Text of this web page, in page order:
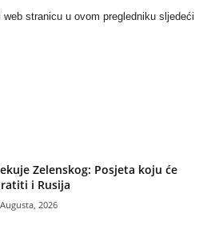
stranicu u ovom pregledniku sljedeći
Zelenskog: Posjeta koju će
i Rusija
2026